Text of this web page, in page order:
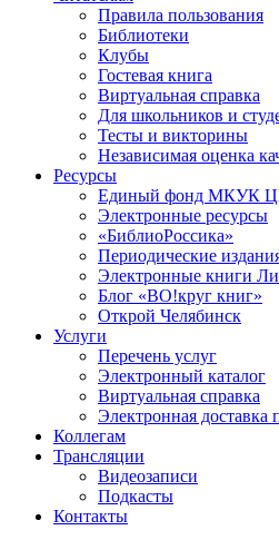
Правила пользования
Библиотеки
Клубы
Гостевая книга
Виртуальная справка
Для школьников и
Тесты и викторины
Независимая оценка
Ресурсы
Единый фонд МКУК
Электронные ресурсы
«БиблиоРоссика»
Периодические
Электронные книги
Блог «ВО!круг книг»
Открой Челябинск
Услуги
Перечень услуг
Электронный каталог
Виртуальная справка
Электронная доставка
Коллегам
Трансляции
Видеозаписи
Подкасты
Контакты